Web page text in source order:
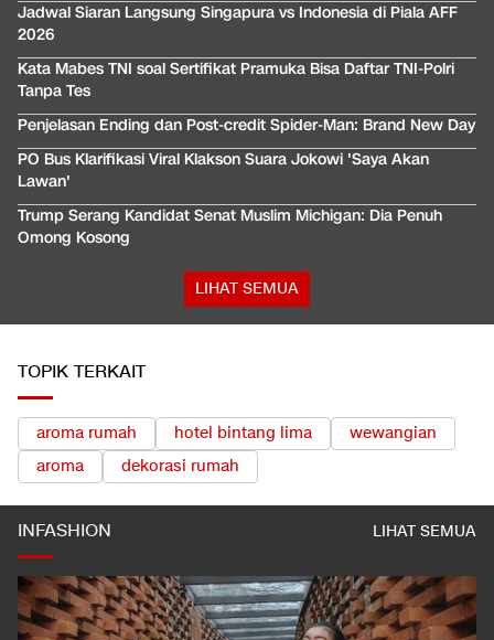
Jadwal Siaran Langsung Singapura vs Indonesia di Piala AFF
2026
Kata Mabes TNI soal Sertifikat Pramuka Bisa Daftar TNI-Polri
Tanpa Tes
Penjelasan Ending dan Post-credit Spider-Man: Brand New Day
PO Bus Klarifikasi Viral Klakson Suara Jokowi 'Saya Akan
Lawan'
Trump Serang Kandidat Senat Muslim Michigan: Dia Penuh
Omong Kosong
LIHAT SEMUA
TOPIK TERKAIT
aroma rumah hotel bintang lima
wewangian
aroma
dekorasi rumah
INFASHION LIHAT SEMUA